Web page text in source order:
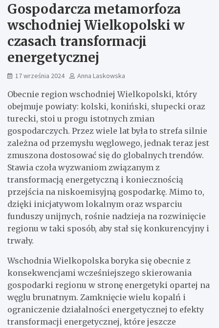
Gospodarcza metamorfoza
wschodniej Wielkopolski w
czasach transformacji
energetycznej
17 września 2024 Anna Laskowska
Obecnie region wschodniej Wielkopolski, który
obejmuje powiaty: kolski, koniński, słupecki oraz
turecki, stoi u progu istotnych zmian
gospodarczych. Przez wiele lat była to strefa silnie
zależna od przemysłu węglowego, jednak teraz jest
zmuszona dostosować się do globalnych trendów.
Stawia czoła wyzwaniom związanym z
transformacją energetyczną i koniecznością
przejścia na niskoemisyjną gospodarkę. Mimo to,
dzięki inicjatywom lokalnym oraz wsparciu
funduszy unijnych, rośnie nadzieja na rozwinięcie
regionu w taki sposób, aby stał się konkurencyjny i
trwały.
Wschodnia Wielkopolska boryka się obecnie z
konsekwencjami wcześniejszego skierowania
gospodarki regionu w stronę energetyki opartej na
węglu brunatnym. Zamknięcie wielu kopalń i
ograniczenie działalności energetycznej to efekty
transformacji energetycznej, które jeszcze